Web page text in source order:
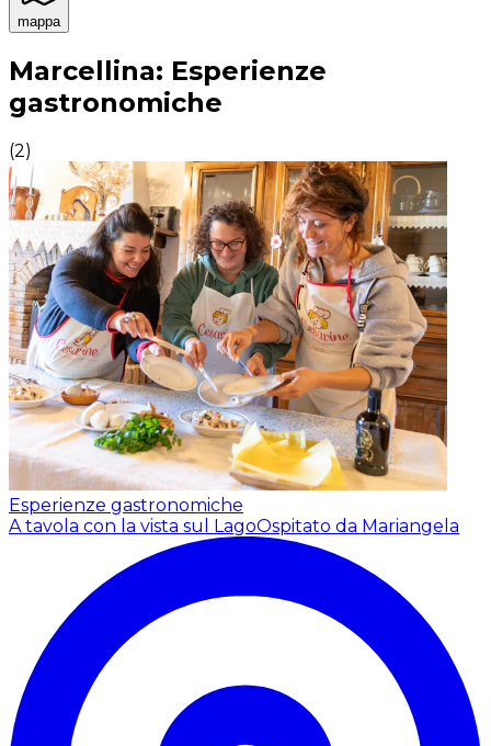
mappa
Esperienze culinarie indimenticabili: Esperienze
Marcellina: Esperienze
gastronomiche
(2)
Esperienze gastronomiche
A tavola con la vista sul LagoOspitato da Mariangela